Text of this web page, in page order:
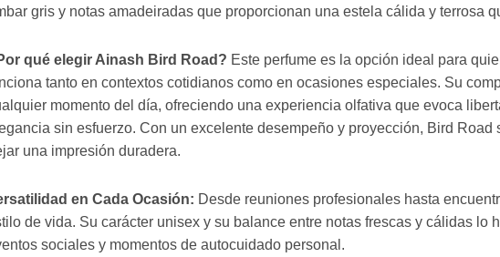
gris y notas amadeiradas que proporcionan una estela cálida y terrosa
qué elegir Ainash Bird Road? Este perfume es la opción ideal para
tanto en contextos cotidianos como en ocasiones especiales. Su
momento del día, ofreciendo una experiencia olfativa que evoca
sin esfuerzo. Con un excelente desempeño y proyección, Bird Road
una impresión duradera.
en Cada Ocasión: Desde reuniones profesionales hasta
de vida. Su carácter unisex y su balance entre notas frescas y cálidas lo
sociales y momentos de autocuidado personal.